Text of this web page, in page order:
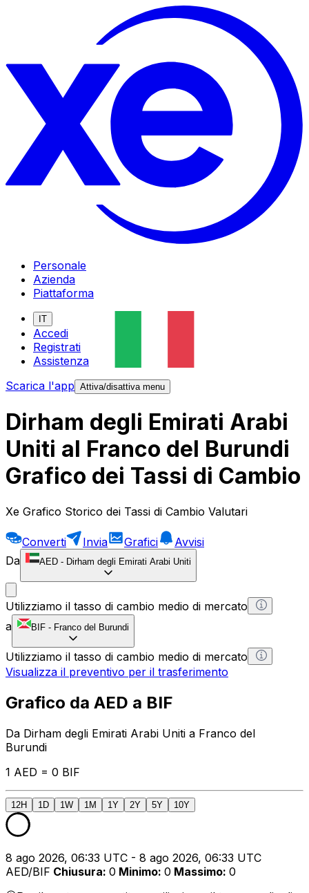
Personale
Azienda
Piattaforma
IT
Accedi
Registrati
Assistenza
Scarica l'app Attiva/disattiva menu
Dirham degli Emirati Arabi
Uniti al Franco del Burundi
Grafico dei Tassi di Cambio
Xe Grafico Storico dei Tassi di Cambio Valutari
Converti Invia Grafici
Avvisi
Da
AED - Dirham degli Emirati Arabi Uniti
Utilizziamo il tasso di cambio medio di mercato
a
BIF - Franco del Burundi
Utilizziamo il tasso di cambio medio di mercato
Visualizza il preventivo per il trasferimento
Grafico da AED a BIF
Da Dirham degli Emirati Arabi Uniti a Franco del
Burundi
1 AED = 0 BIF
12H 1D 1W 1M 1Y 2Y 5Y 10Y
8 ago 2026, 06:33 UTC - 8 ago 2026, 06:33 UTC
AED/BIF Chiusura: 0 Minimo: 0 Massimo: 0